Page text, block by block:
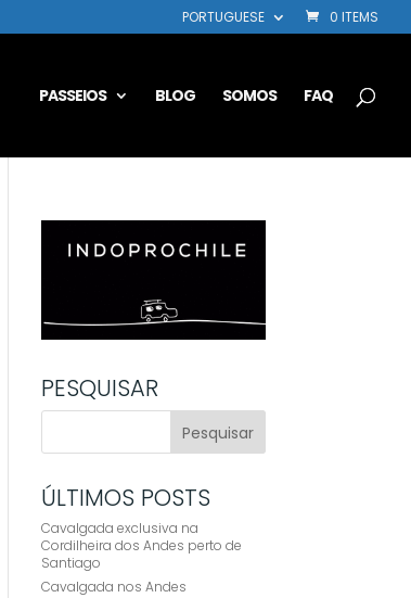
PORTUGUESE 0 ITEMS
PASSEIOS BLOG SOMOS FAQ
PESQUISAR
ÚLTIMOS POSTS
Cavalgada exclusiva na
Cordilheira dos Andes perto de
Santiago
Cavalgada nos Andes